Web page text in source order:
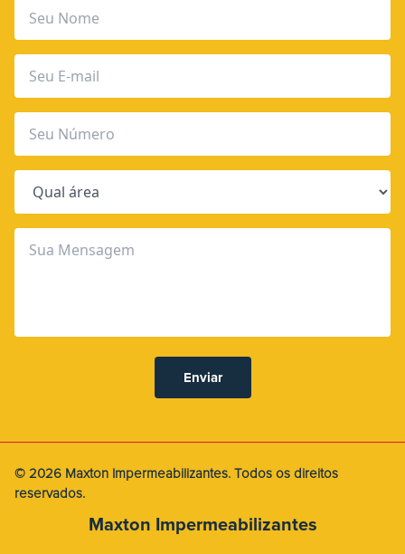
Enviar
© 2026 Maxton Impermeabilizantes. Todos os direitos
reservados.
Maxton Impermeabilizantes